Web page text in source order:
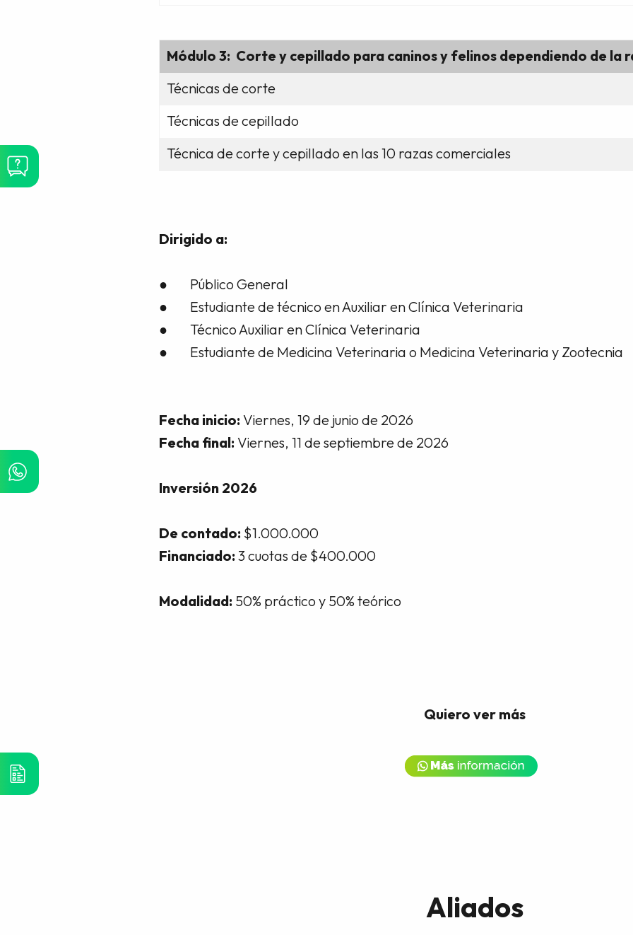
Módulo 3: Corte y cepillado para caninos y felinos dependiendo de la
Técnicas de corte
Técnicas de cepillado
Técnica de corte y cepillado en las 10 razas comerciales
Dirigido a:
● Público General
● Estudiante de técnico en Auxiliar en Clínica Veterinaria
● Técnico Auxiliar en Clínica Veterinaria
● Estudiante de Medicina Veterinaria o Medicina Veterinaria y Zootecnia
Fecha inicio: Viernes, 19 de junio de 2026
Fecha final: Viernes, 11 de septiembre de 2026
Inversión 2026
De contado: $1.000.000
Financiado: 3 cuotas de $400.000
Modalidad: 50% práctico y 50% teórico
Quiero ver más
Aliados